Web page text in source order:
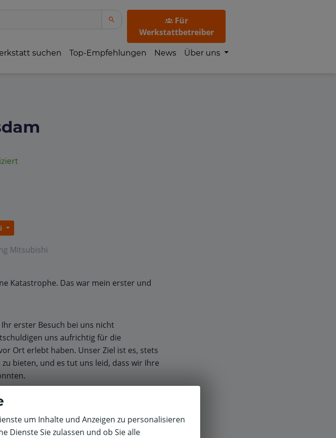
Für
Werkstattbetreiber
suchen Top-Empfehlungen News Über uns
Mitsubishi
Katastrophe. Das war mein erster und
erster Besuch bei uns nicht
uns aufrichtig für die
Ort erlebt haben. Unser Ziel ist es, stets
bieten, und es tut uns leid, dass wir Ihre
uns die Möglichkeit geben, Ihre
teilen Sie uns an info@pitstop.de mit, was
wir gezielt daran arbeiten können.
um Inhalte und Anzeigen zu personalisieren
Dienste Sie zulassen und ob Sie alle